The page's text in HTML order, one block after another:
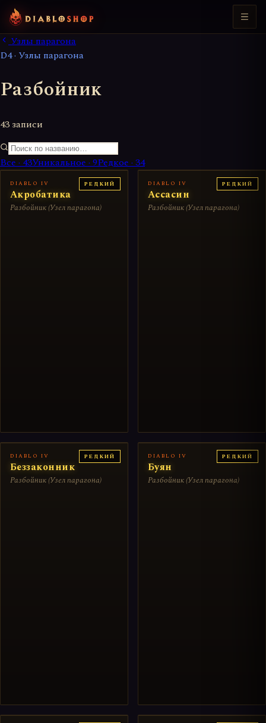
Узлы парагона
D4 · Узлы парагона
Разбойник
43 записи
Все ·43Уникальное·9Редкое·34
РЕДКИЙ
DIABLO IV
Акробатика
Разбойник (Узел парагона)
РЕДКИЙ
DIABLO IV
Ассасин
Разбойник (Узел парагона)
РЕДКИЙ
DIABLO IV
Беззаконник
Разбойник (Узел парагона)
РЕДКИЙ
DIABLO IV
Буян
Разбойник (Узел парагона)